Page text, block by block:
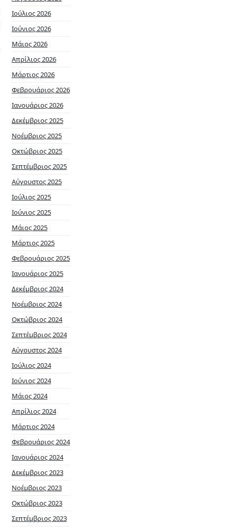
Ιούλιος 2026
Ιούνιος 2026
Μάιος 2026
Απρίλιος 2026
Μάρτιος 2026
Φεβρουάριος 2026
Ιανουάριος 2026
Δεκέμβριος 2025
Νοέμβριος 2025
Οκτώβριος 2025
Σεπτέμβριος 2025
Αύγουστος 2025
Ιούλιος 2025
Ιούνιος 2025
Μάιος 2025
Μάρτιος 2025
Φεβρουάριος 2025
Ιανουάριος 2025
Δεκέμβριος 2024
Νοέμβριος 2024
Οκτώβριος 2024
Σεπτέμβριος 2024
Αύγουστος 2024
Ιούλιος 2024
Ιούνιος 2024
Μάιος 2024
Απρίλιος 2024
Μάρτιος 2024
Φεβρουάριος 2024
Ιανουάριος 2024
Δεκέμβριος 2023
Νοέμβριος 2023
Οκτώβριος 2023
Σεπτέμβριος 2023